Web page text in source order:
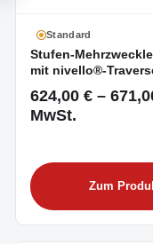
Standard
Stufen-
mit nivello®-
624,00 € –
MwSt.
Zum